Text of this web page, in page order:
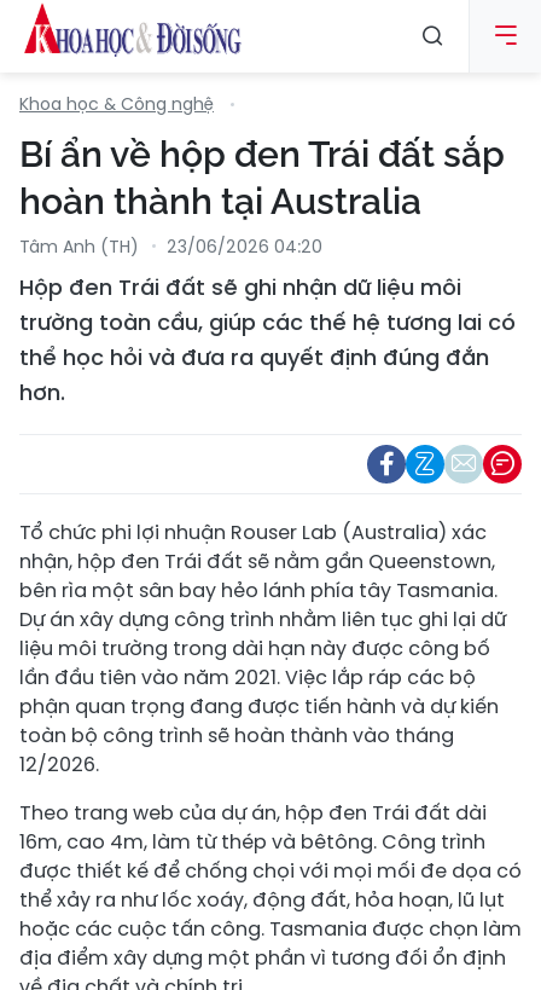
Khoa học & Công nghệ
Bí ẩn về hộp đen Trái đất sắp
hoàn thành tại Australia
Tâm Anh (TH) 23/06/2026 04:20
Hộp đen Trái đất sẽ ghi nhận dữ liệu môi
trường toàn cầu, giúp các thế hệ tương lai có
thể học hỏi và đưa ra quyết định đúng đắn
hơn.
Tổ chức phi lợi nhuận Rouser Lab (Australia) xác
nhận, hộp đen Trái đất sẽ nằm gần Queenstown,
bên rìa một sân bay hẻo lánh phía tây Tasmania.
Dự án xây dựng công trình nhằm liên tục ghi lại dữ
liệu môi trường trong dài hạn này được công bố
lần đầu tiên vào năm 2021. Việc lắp ráp các bộ
phận quan trọng đang được tiến hành và dự kiến
toàn bộ công trình sẽ hoàn thành vào tháng
12/2026.
Theo trang web của dự án, hộp đen Trái đất dài
16m, cao 4m, làm từ thép và bêtông. Công trình
được thiết kế để chống chọi với mọi mối đe dọa có
thể xảy ra như lốc xoáy, động đất, hỏa hoạn, lũ lụt
hoặc các cuộc tấn công. Tasmania được chọn làm
địa điểm xây dựng một phần vì tương đối ổn định